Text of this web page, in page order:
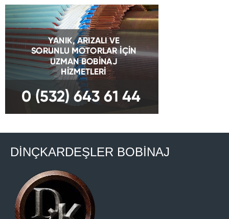
DİNÇKARDEŞLER BOBİNAJ